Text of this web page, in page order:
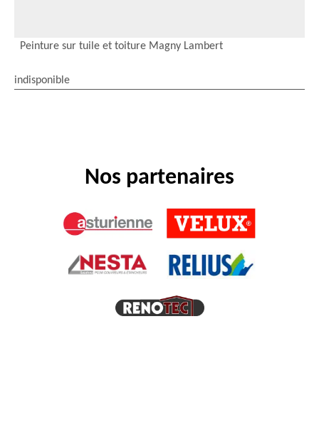
Peinture sur tuile et toiture Magny Lambert
indisponible
Nos partenaires